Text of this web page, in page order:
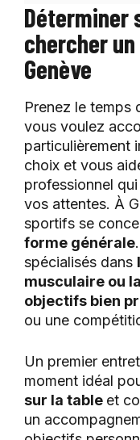
Déterminer
chercher
Genève
Prenez le temps
vous voulez
particulièrement
choix et vous
professionnel
vos attentes. À
sportifs se
forme générale
spécialisés dans
musculaire ou
objectifs bien
ou une
Un premier
moment idéal
sur la table et
un